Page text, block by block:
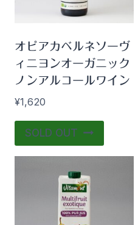
オピアカベルネソーヴ
ィニヨンオーガニック
ノンアルコールワイン
¥1,620
SOLD OUT